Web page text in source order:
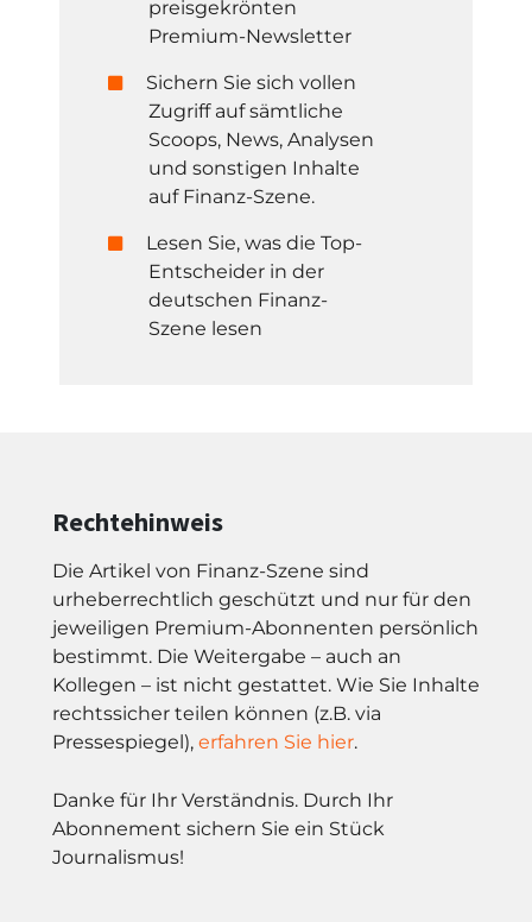
preisgekrönten
Premium-Newsletter
Sichern Sie sich vollen
Zugriff auf sämtliche
Scoops, News, Analysen
und sonstigen Inhalte
auf Finanz-Szene.
Lesen Sie, was die Top-
Entscheider in der
deutschen Finanz-
Szene lesen
Rechtehinweis
Die Artikel von Finanz-Szene sind
urheberrechtlich geschützt und nur für den
jeweiligen Premium-Abonnenten persönlich
bestimmt. Die Weitergabe – auch an
Kollegen – ist nicht gestattet. Wie Sie Inhalte
rechtssicher teilen können (z.B. via
Pressespiegel), erfahren Sie hier.
Danke für Ihr Verständnis. Durch Ihr
Abonnement sichern Sie ein Stück
Journalismus!